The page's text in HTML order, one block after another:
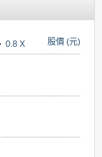
股價 (元)
0.8 X